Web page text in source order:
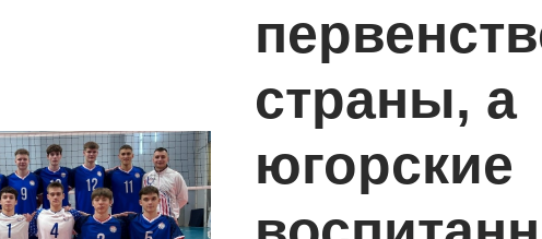
страны, а
югорские